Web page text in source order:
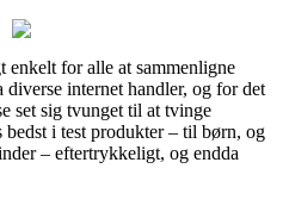
for alle at sammenligne
internet handler, og for det
set sig tvunget til at tvinge
bedst i test produkter – til børn, og
– eftertrykkeligt, og endda